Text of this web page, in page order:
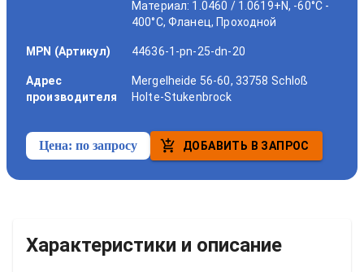
Материал: 1.0460 / 1.0619+N, -60°C -
400°C, Фланец, Проходной
MPN (Артикул) 44636-1-pn-25-dn-20
Адрес
производителя
Mergelheide 56-60, 33758 Schloß
Holte-Stukenbrock
Цена: по запросу ДОБАВИТЬ В ЗАПРОС
Характеристики и описание